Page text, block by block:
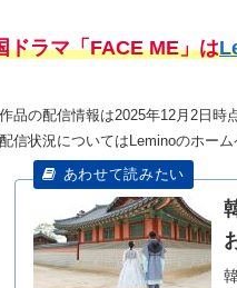
ドラマ「FACE ME」は
品の配信情報は2025年12月2日時
信状況についてはLeminoのホー